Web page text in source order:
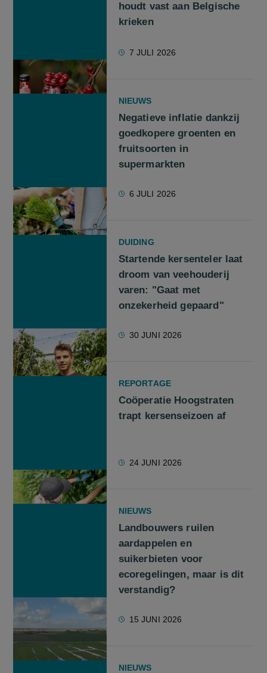
houdt vast aan Belgische
krieken
7 JULI 2026
NIEUWS
Negatieve inflatie dankzij
goedkopere groenten en
fruitsoorten in
supermarkten
6 JULI 2026
DUIDING
Startende kersenteler laat
droom van veehouderij
varen: "Gaat met
onzekerheid gepaard"
30 JUNI 2026
REPORTAGE
Coöperatie Hoogstraten
trapt kersenseizoen af
24 JUNI 2026
NIEUWS
Landbouwers ruilen
aardappelen en
suikerbieten voor
ecoregelingen, maar is dit
verstandig?
15 JUNI 2026
NIEUWS